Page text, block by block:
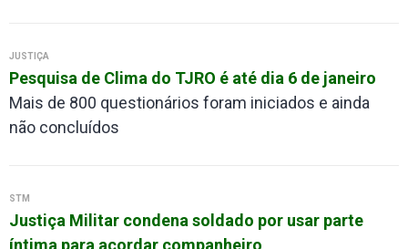
JUSTIÇA
Pesquisa de Clima do TJRO é até dia 6 de janeiro
Mais de 800 questionários foram iniciados e ainda
não concluídos
STM
Justiça Militar condena soldado por usar parte
íntima para acordar companheiro